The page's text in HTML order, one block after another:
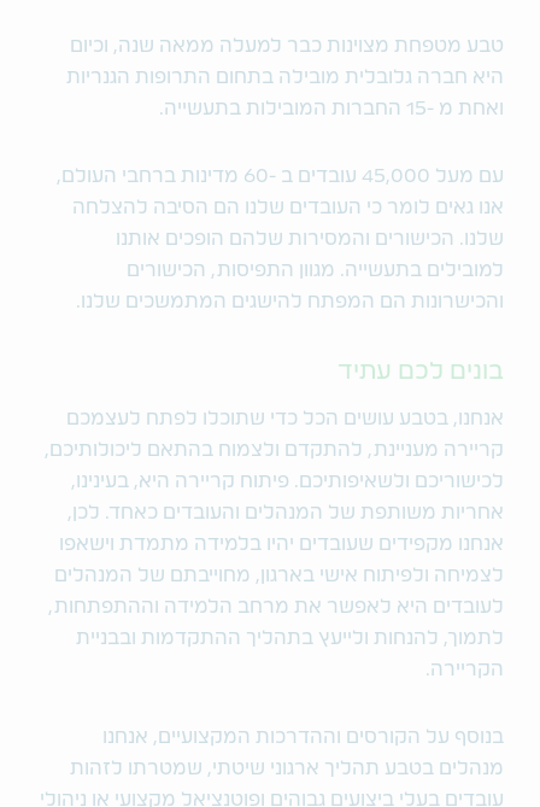
טבע מטפחת מצוינות כבר למעלה ממאה שנה, וכיום
היא חברה גלובלית מובילה בתחום התרופות הגנריות
ואחת מ -15 החברות המובילות בתעשייה.
עם מעל 45,000 עובדים ב -60 מדינות ברחבי העולם,
אנו גאים לומר כי העובדים שלנו הם הסיבה להצלחה
שלנו. הכישורים והמסירות שלהם הופכים אותנו
למובילים בתעשייה. מגוון התפיסות, הכישורים
והכישרונות הם המפתח להישגים המתמשכים שלנו.
בונים לכם עתיד
אנחנו, בטבע עושים הכל כדי שתוכלו לפתח לעצמכם
קריירה מעניינת, להתקדם ולצמוח בהתאם ליכולותיכם,
לכישוריכם ולשאיפותיכם. פיתוח קריירה היא, בעינינו,
אחריות משותפת של המנהלים והעובדים כאחד. לכן,
אנחנו מקפידים שעובדים יהיו בלמידה מתמדת וישאפו
לצמיחה ולפיתוח אישי בארגון, מחוייבתם של המנהלים
לעובדים היא לאפשר את מרחב הלמידה וההתפתחות,
לתמוך, להנחות ולייעץ בתהליך ההתקדמות ובבניית
הקריירה.
בנוסף על הקורסים וההדרכות המקצועיים, אנחנו
מנהלים בטבע תהליך ארגוני שיטתי, שמטרתו לזהות
עובדים בעלי ביצועים גבוהים ופוטנציאל מקצועי או ניהולי